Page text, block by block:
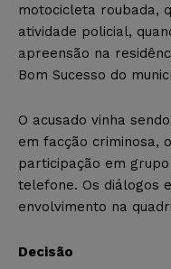
motocicleta roubada,
atividade policial,
apreensão na
Bom Sucesso do
O acusado vinha
em facção criminosa,
participação em
telefone. Os diálogos
envolvimento na
Decisão